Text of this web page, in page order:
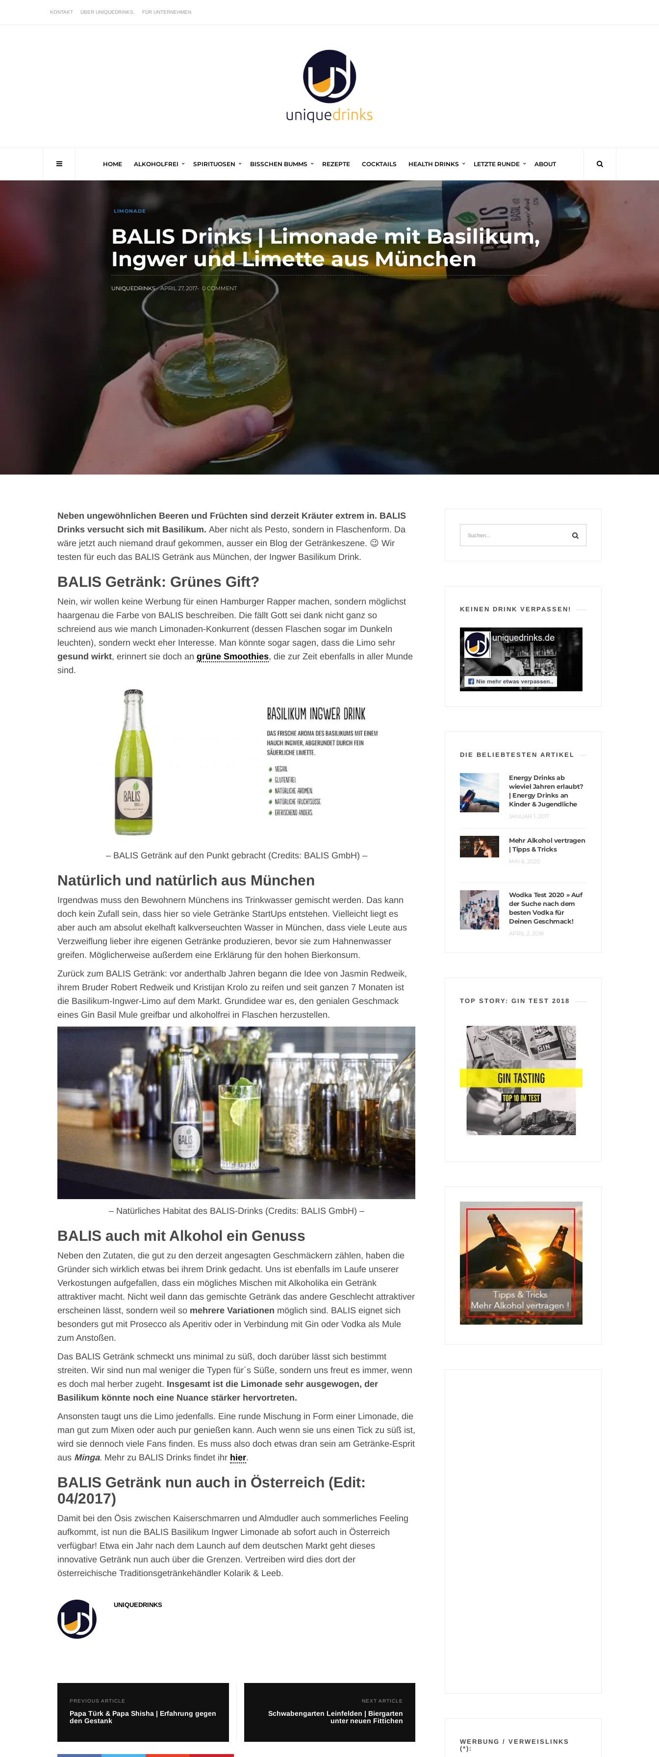
KONTAKT ÜBER UNIQUEDRINKS. FÜR UNTERNEHMEN
HOME ALKOHOLFREI SPIRITUOSEN BISSCHEN BUMMS REZEPTE COCKTAILS HEALTH DRINKS LETZTE RUNDE ABOUT
LIMONADE
BALIS Drinks | Limonade mit Basilikum,
Ingwer und Limette aus München
UNIQUEDRINKS APRIL 27, 2017 0 COMMENT
Neben ungewöhnlichen Beeren und Früchten sind derzeit Kräuter extrem in. BALIS
Drinks versucht sich mit Basilikum. Aber nicht als Pesto, sondern in Flaschenform. Da
wäre jetzt auch niemand drauf gekommen, ausser ein Blog der Getränkeszene. 😉 Wir
testen für euch das BALIS Getränk aus München, der Ingwer Basilikum Drink.
BALIS Getränk: Grünes Gift?
Nein, wir wollen keine Werbung für einen Hamburger Rapper machen, sondern möglichst
haargenau die Farbe von BALIS beschreiben. Die fällt Gott sei dank nicht ganz so
schreiend aus wie manch Limonaden-Konkurrent (dessen Flaschen sogar im Dunkeln
leuchten), sondern weckt eher Interesse. Man könnte sogar sagen, dass die Limo sehr
gesund wirkt, erinnert sie doch an grüne Smoothies, die zur Zeit ebenfalls in aller Munde
sind.
– BALIS Getränk auf den Punkt gebracht (Credits: BALIS GmbH) –
Natürlich und natürlich aus München
Irgendwas muss den Bewohnern Münchens ins Trinkwasser gemischt werden. Das kann
doch kein Zufall sein, dass hier so viele Getränke StartUps entstehen. Vielleicht liegt es
aber auch am absolut ekelhaft kalkverseuchten Wasser in München, dass viele Leute aus
Verzweiflung lieber ihre eigenen Getränke produzieren, bevor sie zum Hahnenwasser
greifen. Möglicherweise außerdem eine Erklärung für den hohen Bierkonsum.
Zurück zum BALIS Getränk: vor anderthalb Jahren begann die Idee von Jasmin Redweik,
ihrem Bruder Robert Redweik und Kristijan Krolo zu reifen und seit ganzen 7 Monaten ist
die Basilikum-Ingwer-Limo auf dem Markt. Grundidee war es, den genialen Geschmack
eines Gin Basil Mule greifbar und alkoholfrei in Flaschen herzustellen.
– Natürliches Habitat des BALIS-Drinks (Credits: BALIS GmbH) –
BALIS auch mit Alkohol ein Genuss
Neben den Zutaten, die gut zu den derzeit angesagten Geschmäckern zählen, haben die
Gründer sich wirklich etwas bei ihrem Drink gedacht. Uns ist ebenfalls im Laufe unserer
Verkostungen aufgefallen, dass ein mögliches Mischen mit Alkoholika ein Getränk
attraktiver macht. Nicht weil dann das gemischte Getränk das andere Geschlecht attraktiver
erscheinen lässt, sondern weil so mehrere Variationen möglich sind. BALIS eignet sich
besonders gut mit Prosecco als Aperitiv oder in Verbindung mit Gin oder Vodka als Mule
zum Anstoßen.
Das BALIS Getränk schmeckt uns minimal zu süß, doch darüber lässt sich bestimmt
streiten. Wir sind nun mal weniger die Typen für´s Süße, sondern uns freut es immer, wenn
es doch mal herber zugeht. Insgesamt ist die Limonade sehr ausgewogen, der
Basilikum könnte noch eine Nuance stärker hervortreten.
Ansonsten taugt uns die Limo jedenfalls. Eine runde Mischung in Form einer Limonade, die
man gut zum Mixen oder auch pur genießen kann. Auch wenn sie uns einen Tick zu süß ist,
wird sie dennoch viele Fans finden. Es muss also doch etwas dran sein am Getränke-Esprit
aus Minga. Mehr zu BALIS Drinks findet ihr hier.
BALIS Getränk nun auch in Österreich (Edit:
04/2017)
Damit bei den Ösis zwischen Kaiserschmarren und Almdudler auch sommerliches Feeling
aufkommt, ist nun die BALIS Basilikum Ingwer Limonade ab sofort auch in Österreich
verfügbar! Etwa ein Jahr nach dem Launch auf dem deutschen Markt geht dieses
innovative Getränk nun auch über die Grenzen. Vertreiben wird dies dort der
österreichische Traditionsgetränkehändler Kolarik & Leeb.
UNIQUEDRINKS
PREVIOUS ARTICLE
Papa Türk & Papa Shisha | Erfahrung gegen
den Gestank
NEXT ARTICLE
Schwabengarten Leinfelden | Biergarten
unter neuen Fittichen
KEINEN DRINK VERPASSEN!
DIE BELIEBTESTEN ARTIKEL
Energy Drinks ab
wieviel Jahren erlaubt?
| Energy Drinks an
Kinder & Jugendliche
JANUAR 1, 2017
Mehr Alkohol vertragen
| Tipps & Tricks
MAI 6, 2020
Wodka Test 2020 » Auf
der Suche nach dem
besten Vodka für
Deinen Geschmack!
APRIL 2, 2018
TOP STORY: GIN TEST 2018
WERBUNG / VERWEISLINKS
(*):